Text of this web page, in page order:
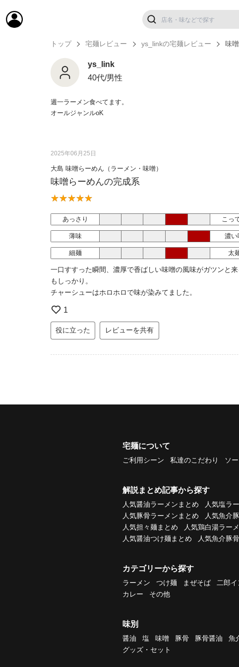
トップ 宅麺レビュー ys_linkの宅麺レビュー 味
ys_link
40代/男性
週一ラーメン食べてます。
オールジャンルoK
2025年06月25日
大島 味噌らーめん（ラーメン・味噌）
味噌らーめんの完成系
あっさり こっ
薄味 濃い
細麺 太
一口すすった瞬間、濃厚で香ばしい味噌の風味がガツンと
もしっかり。
チャーシューはホロホロで味が染みてました。
1
役に立った レビューを共有
宅麺について
ご利用シーン 私達のこだわり ソ
解説まとめ記事から探す
人気醤油ラーメンまとめ 人気塩ラ
人気豚骨ラーメンまとめ
人気魚介
人気担々麺まとめ
人気鶏白湯ラー
人気醤油つけ麺まとめ
人気魚介豚
カテゴリーから探す
ラーメン つけ麺 まぜそば 二郎
カレー
その他
味別
醤油 塩 味噌 豚骨 豚骨醤油 魚
グッズ・セット